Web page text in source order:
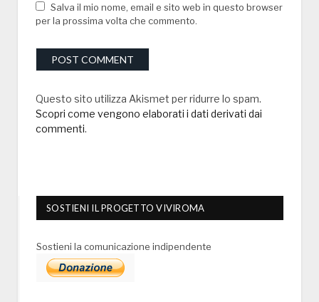
Salva il mio nome, email e sito web in questo browser
per la prossima volta che commento.
Questo sito utilizza Akismet per ridurre lo spam.
Scopri come vengono elaborati i dati derivati dai
commenti.
SOSTIENI IL PROGETTO VIVIROMA
Sostieni la comunicazione indipendente